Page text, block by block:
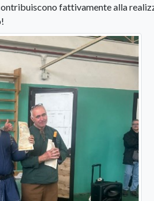
fattivamente alla